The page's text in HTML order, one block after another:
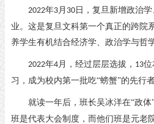
2022年3月 30 日，复旦新增政治
业。这是复旦文科第一个真正的跨院
养学生有机结合经济学、政治学与哲
2022年4月，经过层层选拔， 13位
习，成为校内第一批吃“螃蟹”的先行者
就读一年后，班长吴冰洋在“政体
班是代表大会制度，而他们班是元老